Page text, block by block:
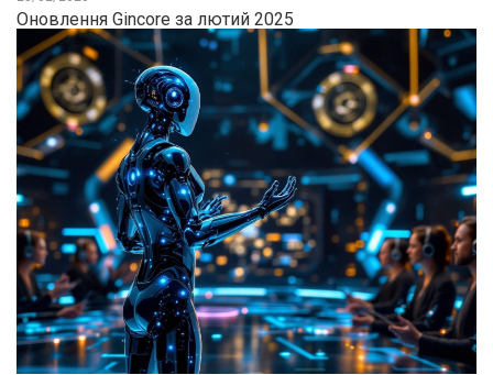
Оновлення Gincore за лютий 2025